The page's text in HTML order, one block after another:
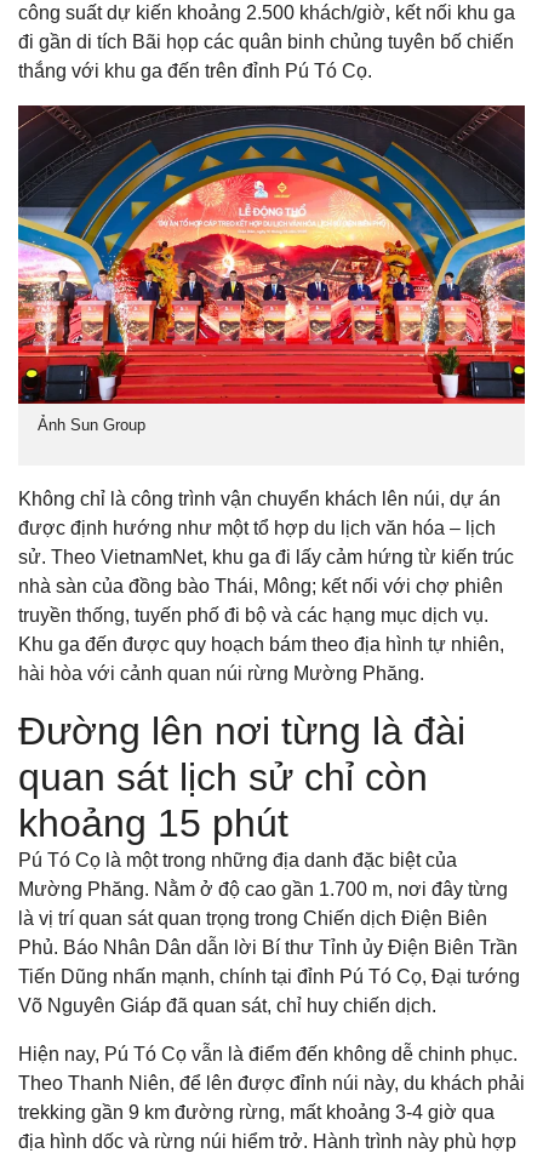
công suất dự kiến khoảng 2.500 khách/giờ, kết nối khu ga
đi gần di tích Bãi họp các quân binh chủng tuyên bố chiến
thắng với khu ga đến trên đỉnh Pú Tó Cọ.
Ảnh Sun Group
Không chỉ là công trình vận chuyển khách lên núi, dự án
được định hướng như một tổ hợp du lịch văn hóa – lịch
sử. Theo VietnamNet, khu ga đi lấy cảm hứng từ kiến trúc
nhà sàn của đồng bào Thái, Mông; kết nối với chợ phiên
truyền thống, tuyến phố đi bộ và các hạng mục dịch vụ.
Khu ga đến được quy hoạch bám theo địa hình tự nhiên,
hài hòa với cảnh quan núi rừng Mường Phăng.
Đường lên nơi từng là đài
quan sát lịch sử chỉ còn
khoảng 15 phút
Pú Tó Cọ là một trong những địa danh đặc biệt của
Mường Phăng. Nằm ở độ cao gần 1.700 m, nơi đây từng
là vị trí quan sát quan trọng trong Chiến dịch Điện Biên
Phủ. Báo Nhân Dân dẫn lời Bí thư Tỉnh ủy Điện Biên Trần
Tiến Dũng nhấn mạnh, chính tại đỉnh Pú Tó Cọ, Đại tướng
Võ Nguyên Giáp đã quan sát, chỉ huy chiến dịch.
Hiện nay, Pú Tó Cọ vẫn là điểm đến không dễ chinh phục.
Theo Thanh Niên, để lên được đỉnh núi này, du khách phải
trekking gần 9 km đường rừng, mất khoảng 3-4 giờ qua
địa hình dốc và rừng núi hiểm trở. Hành trình này phù hợp